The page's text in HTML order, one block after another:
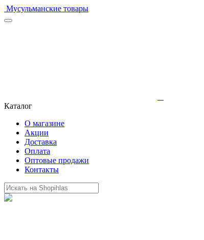
Мусульманские товары
Каталог
О магазине
Акции
Доставка
Оплата
Оптовые продажи
Контакты